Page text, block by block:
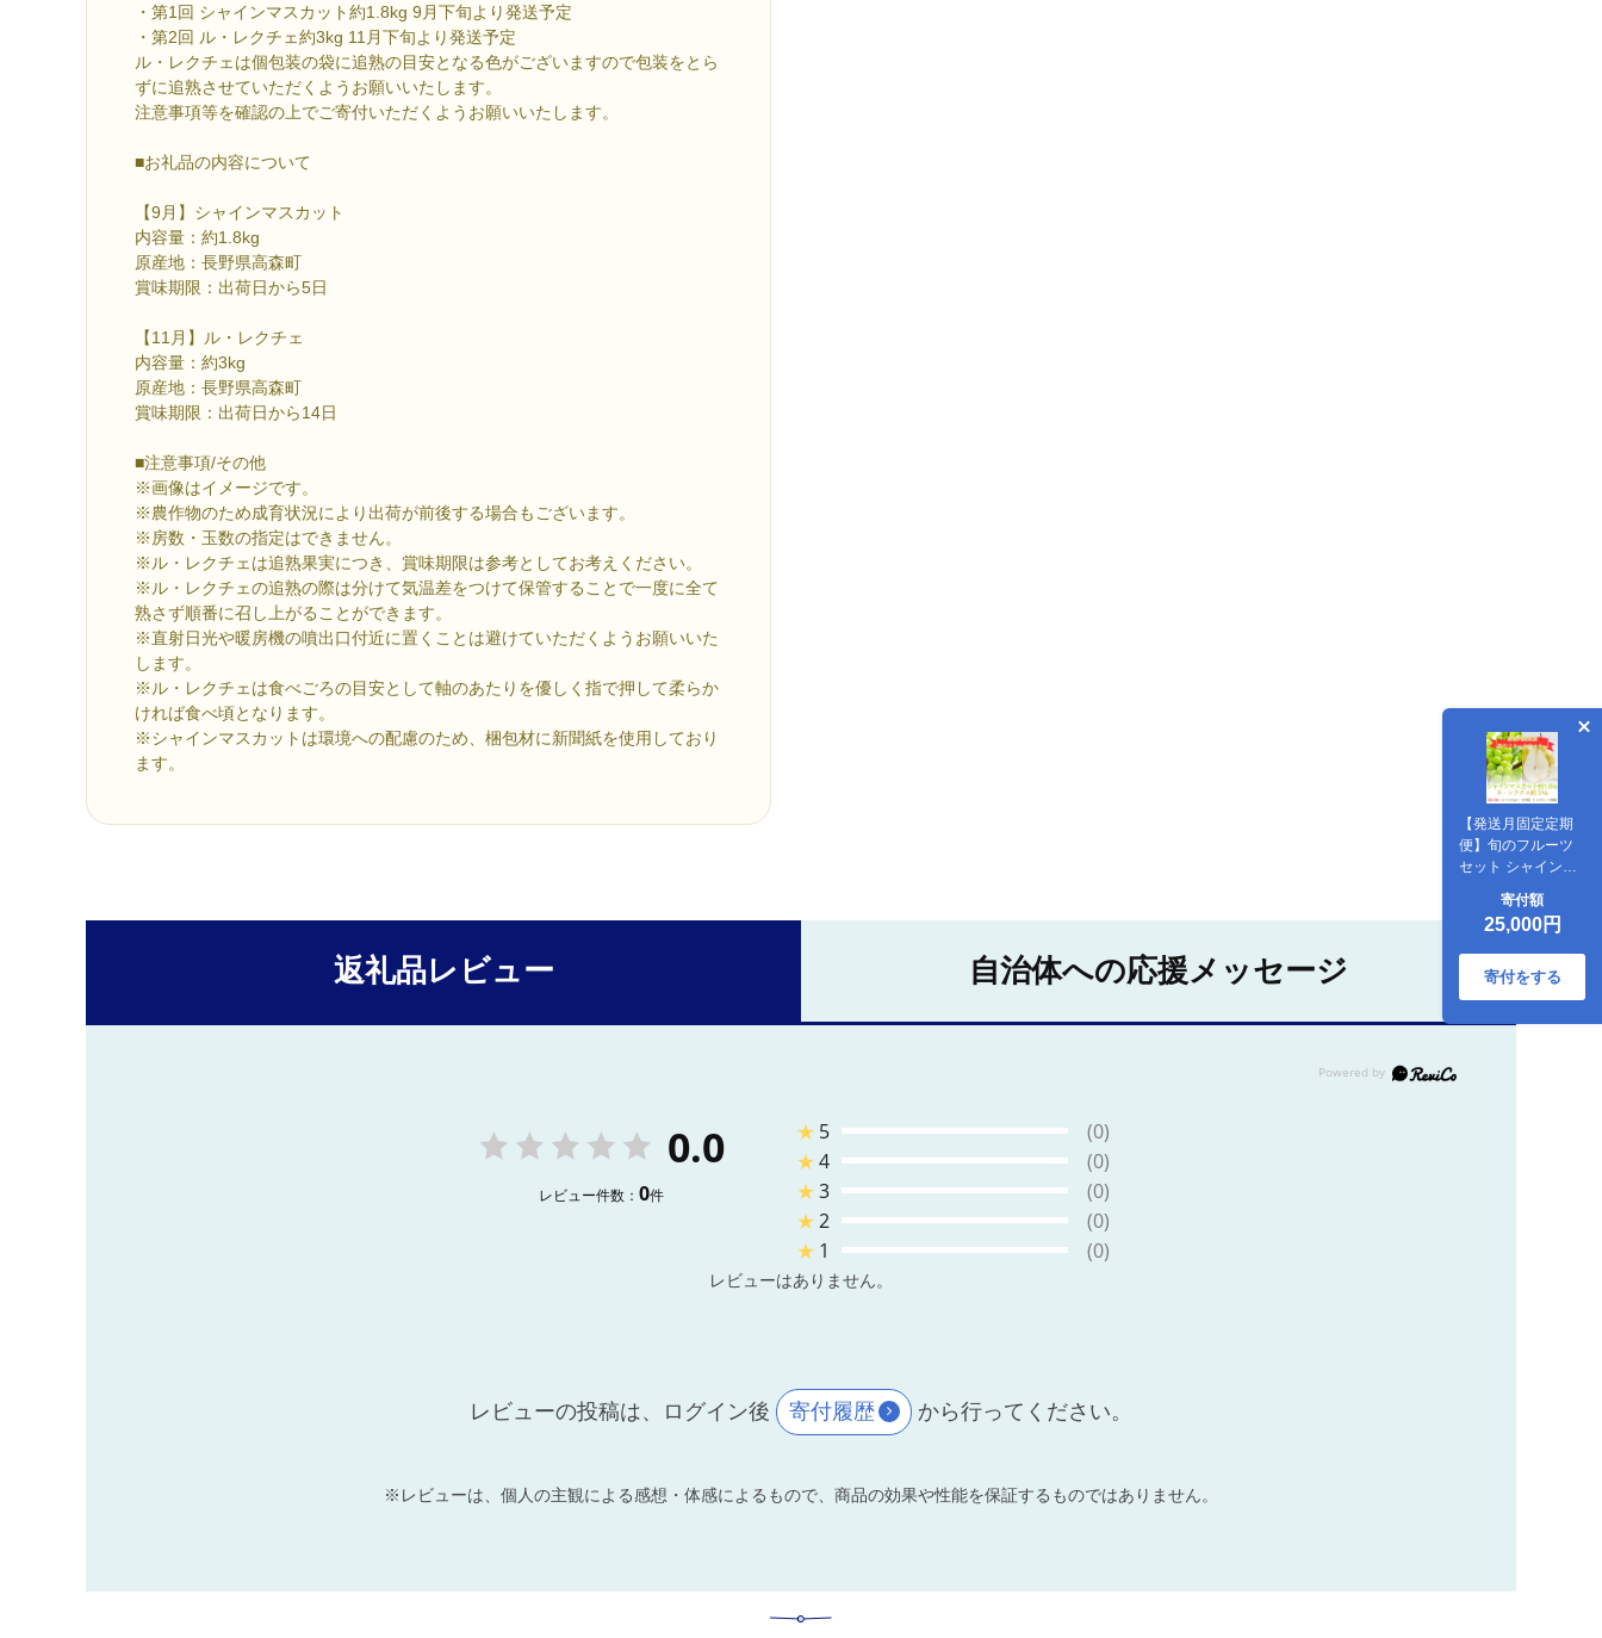
・第1回 シャインマスカット約1.8kg 9月下旬より発送予定
・第2回 ル・レクチェ約3kg 11月下旬より発送予定
ル・レクチェは個包装の袋に追熟の目安となる色がございますので包装をとら
ずに追熟させていただくようお願いいたします。
注意事項等を確認の上でご寄付いただくようお願いいたします。
■お礼品の内容について
【9月】シャインマスカット
内容量：約1.8kg
原産地：長野県高森町
賞味期限：出荷日から5日
【11月】ル・レクチェ
内容量：約3kg
原産地：長野県高森町
賞味期限：出荷日から14日
■注意事項/その他
※画像はイメージです。
※農作物のため成育状況により出荷が前後する場合もございます。
※房数・玉数の指定はできません。
※ル・レクチェは追熟果実につき、賞味期限は参考としてお考えください。
※ル・レクチェの追熟の際は分けて気温差をつけて保管することで一度に全て
熟さず順番に召し上がることができます。
※直射日光や暖房機の噴出口付近に置くことは避けていただくようお願いいた
します。
※ル・レクチェは食べごろの目安として軸のあたりを優しく指で押して柔らか
ければ食べ頃となります。
※シャインマスカットは環境への配慮のため、梱包材に新聞紙を使用しており
ます。
【発送月固定定期
便】旬のフルーツ
セット シャインマ
ル・レクチェ約3kg
全2回 長野県 信州
南信州 高森町 くだ
もの 果物 ぶどう 洋
梨 西洋梨
寄付額
25,000円
寄付をする
返礼品レビュー 自治体への応援メッセージ
0.0
レビュー件数： 0件
★ 5
(0)
★4
(0)
★3
(0)
★2
(0)
★ 1 (0)
レビューはありません。
レビューの投稿は、ログイン後 寄付履歴 から行ってください。
※レビューは、個人の主観による感想・体感によるもので、商品の効果や性能を保証するものではありません。